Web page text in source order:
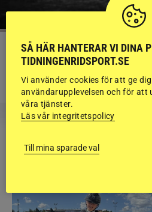
KRÖNIKA
Björn Svensson:
grusrutorna på
SÅ HÄR HANTERAR VI DINA
TIDNINGENRIDSPORT.SE
Vi använder cookies för att ge
användarupplevelsen och för att
våra tjänster.
Läs vår integritetspolicy
Till mina sparade val